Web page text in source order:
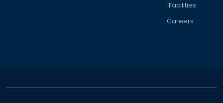
Facilities
Careers